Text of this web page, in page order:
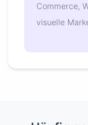
Commerce,
visuelle